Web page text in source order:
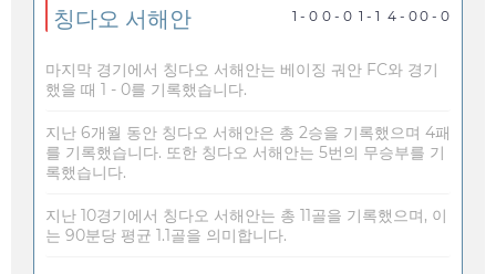
칭다오 서해안 1 - 0 0 - 0 1 - 1 4 - 00 - 0
마지막 경기에서 칭다오 서해안는 베이징 궈안 FC와 경기
했을 때 1 - 0를 기록했습니다.
지난 6개월 동안 칭다오 서해안은 총 2승을 기록했으며 4패
를 기록했습니다. 또한 칭다오 서해안는 5번의 무승부를 기
록했습니다.
지난 10경기에서 칭다오 서해안는 총 11골을 기록했으며, 이
는 90분당 평균 1.1골을 의미합니다.